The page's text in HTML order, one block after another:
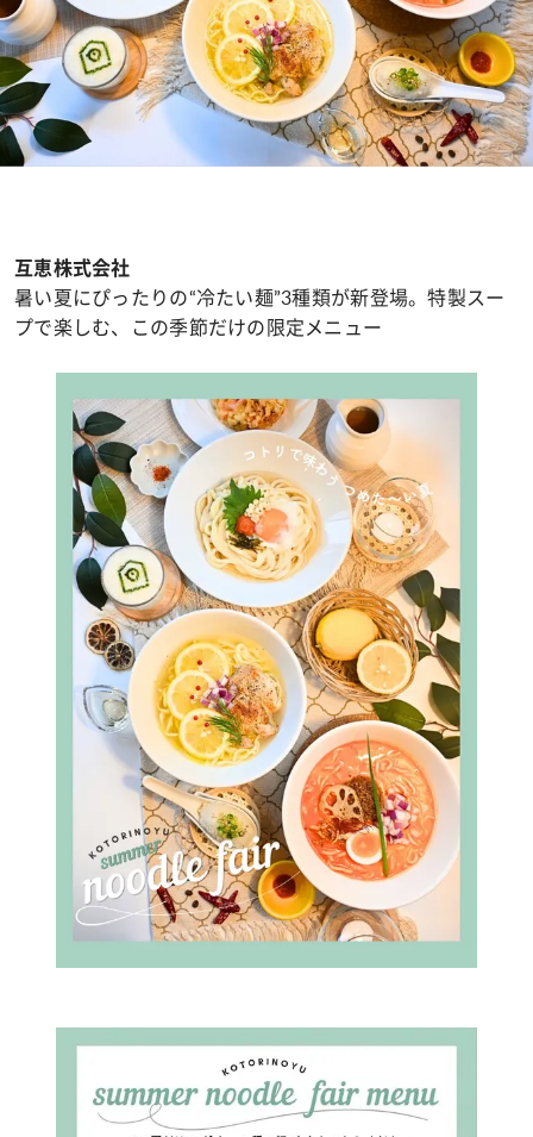
互恵株式会社
暑い夏にぴったりの“冷たい麺”3種類が新登場。特製スー
プで楽しむ、この季節だけの限定メニュー